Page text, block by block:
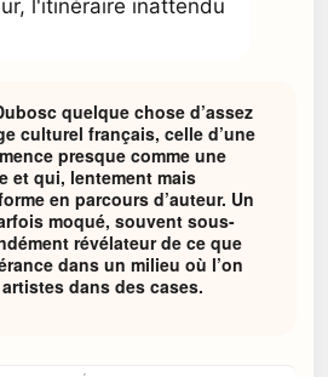
quelque chose d’assez
culturel français, celle d’une
presque comme une
et qui, lentement mais
en parcours d’auteur. Un
moqué, souvent sous-
révélateur de ce que
dans un milieu où l’on
dans des cases.